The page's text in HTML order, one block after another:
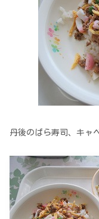
丹後のばら寿司、キャ